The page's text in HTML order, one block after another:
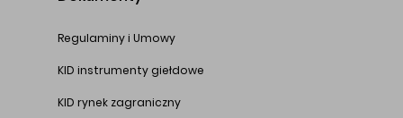
Regulaminy i Umowy
KID instrumenty giełdowe
KID rynek zagraniczny